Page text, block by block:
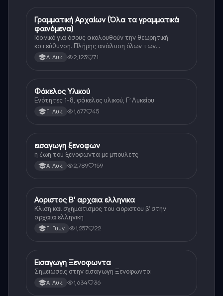
Αρχαία Ελληνικά
Γραμματική Αρχαίων (Όλα τα γραμματικά
φαινόμενα)
Ιδανικό για όσους ακολουθούν την θεωρητική
κατεύθυνση. Πλήρης ανάλυση όλων των
γραμματικών φαινομένων της αρχαίας Ελληνικής.
Α' Λυκ. 2,123 71
Αρχαία Ελληνικά
Φάκελος Υλικού
Ενότητες 1-8, φάκελος υλικού, Γ’ Λυκείου
Γ' Λυκ. 1,677 45
Αρχαία Ελληνικά
εισαγωγη ξενοφων
η ζωη του ξενοφωντα με μπουλετς
Α' Λυκ. 2,789 159
Αρχαία Ελληνικά
Αοριστος Β’ αρχαια ελληνικα
Κλιση και σχηματισμος του αοριστου β’ στην
αρχαια ελληνικη
Γ' Γυμν. 1,257 22
Αρχαία Ελληνικά
Εισαγωγη Ξενοφωντα
Σημειωσεις στην εισαγωγη Ξενοφωντα
Α' Λυκ. 1,634 36